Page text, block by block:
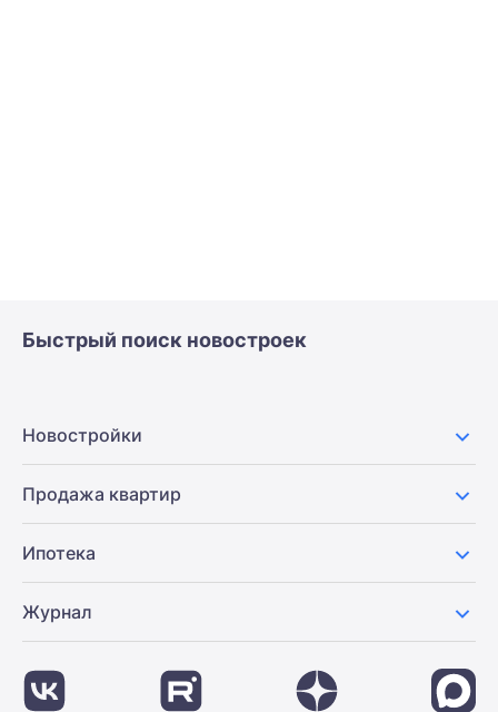
Быстрый поиск новостроек
Новостройки
Продажа квартир
Ипотека
Журнал